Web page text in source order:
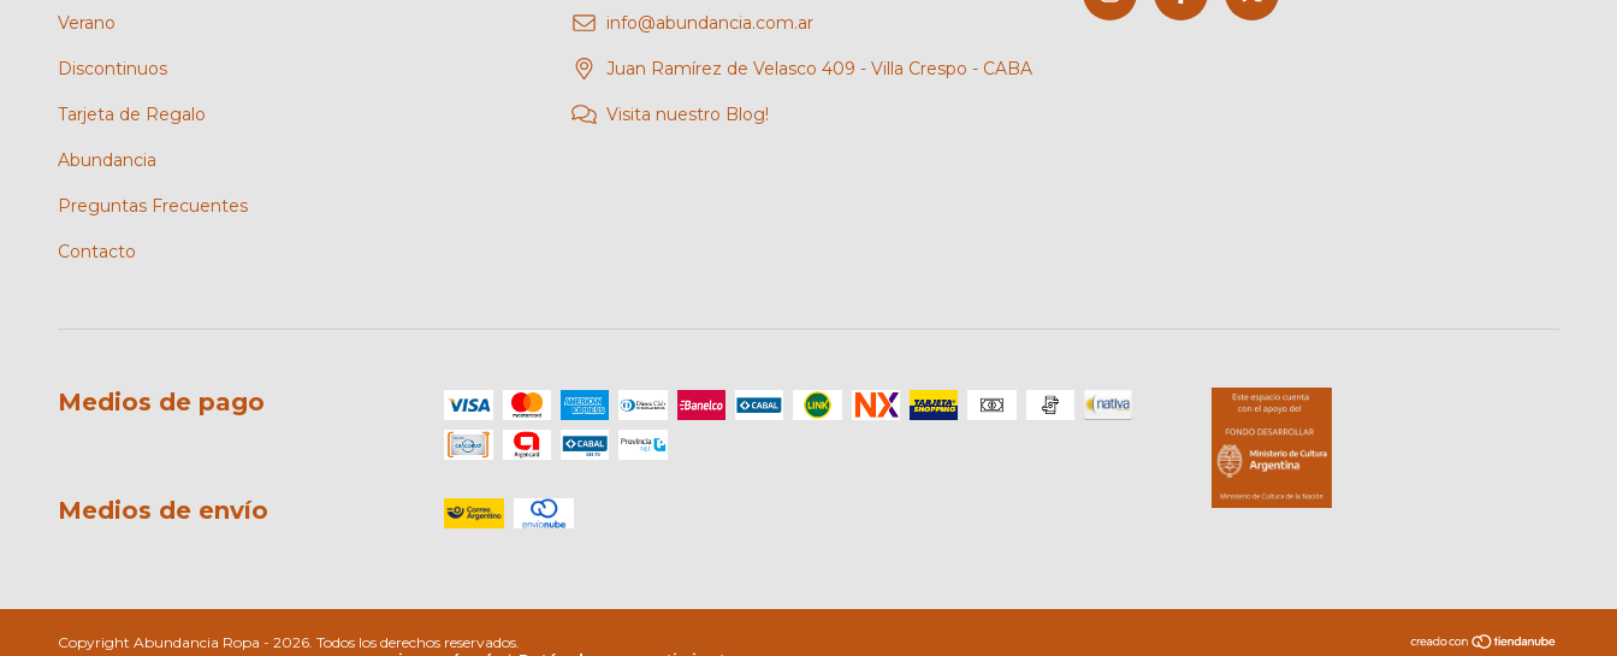
Verano
Discontinuos
Tarjeta de Regalo
Abundancia
Preguntas Frecuentes
Contacto
info@abundancia.com.ar
Juan Ramírez de Velasco 409 - Villa Crespo - CABA
Visita nuestro Blog!
Medios de pago
Medios de envío
Copyright Abundancia Ropa - 2026. Todos los derechos reservados.